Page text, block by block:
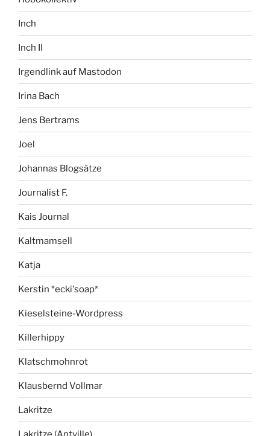
Inch
Inch II
Irgendlink auf Mastodon
Irina Bach
Jens Bertrams
Joel
Johannas Blogsätze
Journalist F.
Kais Journal
Kaltmamsell
Katja
Kerstin *ecki'soap*
Kieselsteine-Wordpress
Killerhippy
Klatschmohnrot
Klausbernd Vollmar
Lakritze